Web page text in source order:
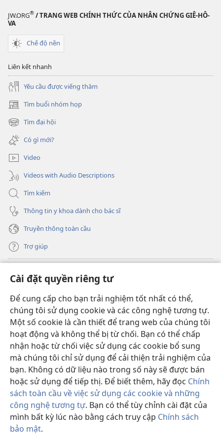
Cài đặt quyền riêng tư
Để cung cấp cho bạn trải nghiệm tốt nhất có thể,
chúng tôi sử dụng cookie và các công nghệ tương tự.
Một số cookie là cần thiết để trang web của chúng tôi
hoạt động và không thể bị từ chối. Bạn có thể chấp
nhận hoặc từ chối việc sử dụng các cookie bổ sung
mà chúng tôi chỉ sử dụng để cải thiện trải nghiệm của
bạn. Không có dữ liệu nào trong số này sẽ được bán
hoặc sử dụng để tiếp thị. Để biết thêm, hãy đọc Chính
sách toàn cầu về việc sử dụng các cookie và những
công nghệ tương tự. Bạn có thể tùy chỉnh cài đặt của
mình bất kỳ lúc nào bằng cách truy cập Chính sách
bảo mật.
Kinh
JW.ORG® / TRANG WEB CHÍNH THỨC CỦA NHÂN CHỨNG GIÊ-HÔ-
VA
Chế độ nền
Liên kết nhanh
Yêu cầu được viếng thăm
Tìm buổi nhóm họp
(mở
cửa
sổ
mới)
Tìm đại hội
(mở
cửa
sổ
mới)
Có gì mới?
Video
Videos with Audio Descriptions
Tìm kiếm
Thông tin y khoa dành cho bác sĩ
Truyền thông toàn cầu
Trợ giúp
(mở
cửa
sổ
mới)
THƯ VIỆN TRỰC TUYẾN Tháp Canh
(mở
cửa
sổ
mới)
JW Hub ®
(mở
cửa
sổ
mới)
JW Library
Thư viện Tháp Canh
Copyright© 2026 Watch Tower Bible and Tract Society of Pennsylvania.
ĐIỀU KHOẢN SỬ DỤNG